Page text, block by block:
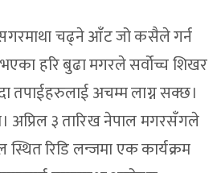
सगरमाथा चढ्ने आँट जो कसैले गर्न
हरि बुढा मगरले सर्वोच्च शिखर
तपाईहरुलाई अचम्म लाग्न सक्छ।
अप्रिल ३ तारिख नेपाल मगरसँगले
रिडि लन्जमा एक कार्यक्रम